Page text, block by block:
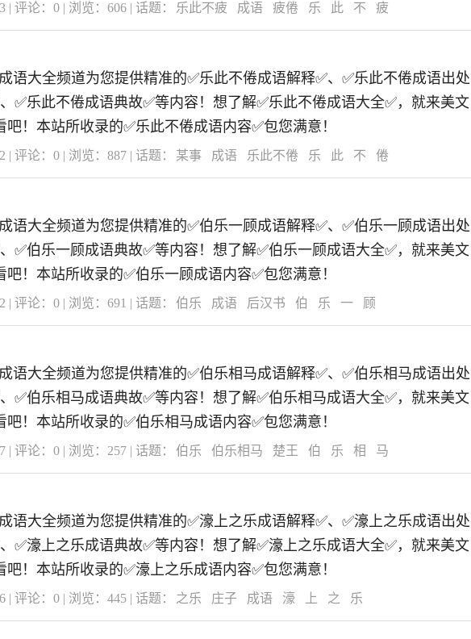
| 评论： 0 | 浏览： 606 | 话题： 乐此不疲 成语 疲倦 乐 此 不 疲
语大全频道为您提供精准的✅乐此不倦成语解释✅、✅乐此不倦成语出处
✅乐此不倦成语典故✅等内容！想了解✅乐此不倦成语大全✅，就来美文
！本站所收录的✅乐此不倦成语内容✅包您满意！
| 评论： 0 | 浏览： 887 | 话题： 某事 成语 乐此不倦 乐 此 不 倦
语大全频道为您提供精准的✅伯乐一顾成语解释✅、✅伯乐一顾成语出处
✅伯乐一顾成语典故✅等内容！想了解✅伯乐一顾成语大全✅，就来美文
！本站所收录的✅伯乐一顾成语内容✅包您满意！
| 评论： 0 | 浏览： 691 | 话题： 伯乐 成语 后汉书 伯 乐 一 顾
语大全频道为您提供精准的✅伯乐相马成语解释✅、✅伯乐相马成语出处
✅伯乐相马成语典故✅等内容！想了解✅伯乐相马成语大全✅，就来美文
！本站所收录的✅伯乐相马成语内容✅包您满意！
| 评论： 0 | 浏览： 257 | 话题： 伯乐 伯乐相马 楚王 伯 乐 相 马
语大全频道为您提供精准的✅濠上之乐成语解释✅、✅濠上之乐成语出处
✅濠上之乐成语典故✅等内容！想了解✅濠上之乐成语大全✅，就来美文
！本站所收录的✅濠上之乐成语内容✅包您满意！
| 评论： 0 | 浏览： 445 | 话题： 之乐 庄子 成语 濠 上 之 乐